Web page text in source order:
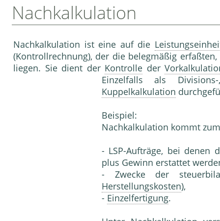
Nachkalkulation
Nachkalkulation ist eine auf die
(Kontrollrechnung), der die belegmäßig
liegen. Sie dient der Kontrolle der
Einzelfalls als
Kuppelkalkulation
Beispiel:
Nachkalkulation kommt
- LSP-Aufträge, bei denen
plus Gewinn erstattet
- Zwecke der
Herstellungskosten),
- Einzelfertigung.